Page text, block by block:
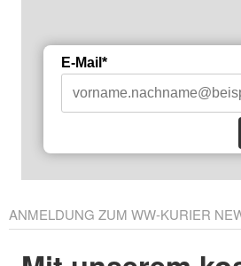
E-Mail*
ANMELDUNG ZUM WW-KURIER